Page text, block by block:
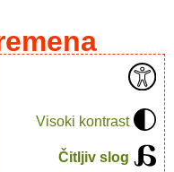
Visoki kontrast
Čitljiv slog
knjiga.